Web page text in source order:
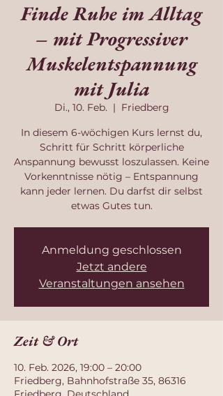
Finde Ruhe im Alltag
– mit Progressiver
Muskelentspannung
mit Julia
Di., 10. Feb.
  |
Friedberg
In diesem 6-wöchigen Kurs lernst du,
Schritt für Schritt körperliche
Anspannung bewusst loszulassen. Keine
Vorkenntnisse nötig – Entspannung
kann jeder lernen. Du darfst dir selbst
etwas Gutes tun.
Anmeldung geschlossen
Jetzt andere
Veranstaltungen ansehen
Zeit & Ort
10. Feb. 2026, 19:00 – 20:00
Friedberg, Bahnhofstraße 35, 86316